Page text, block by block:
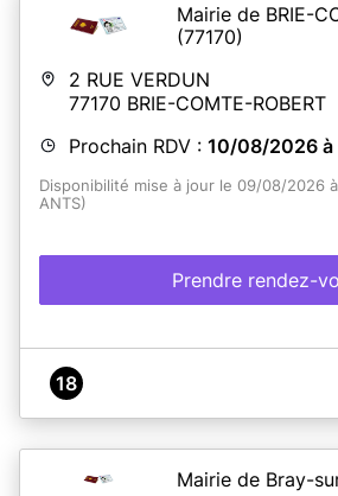
Mairie de BRIE-
(77170)
2 RUE VERDUN
77170 BRIE-COMTE-ROBERT
Prochain RDV : 10/08/2026 à
Disponibilité mise à jour le 09/08/2026
ANTS)
Prendre rendez-
18
Mairie de Bray-